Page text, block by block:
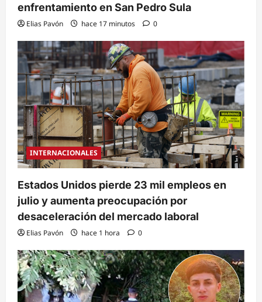
enfrentamiento en San Pedro Sula
Elias Pavón hace 17 minutos 0
INTERNACIONALES
Estados Unidos pierde 23 mil empleos en
julio y aumenta preocupación por
desaceleración del mercado laboral
Elias Pavón hace 1 hora 0